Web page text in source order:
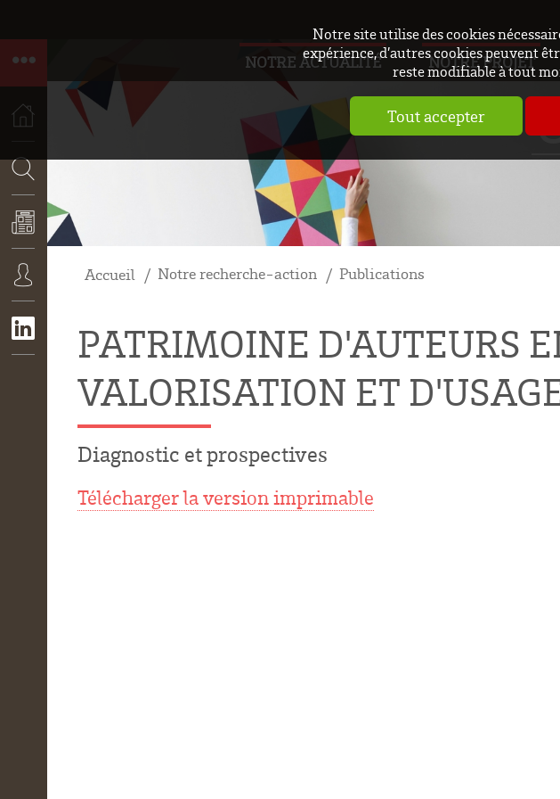
Notre site utilise des cookies
expérience, d’autres cookies peuvent
reste modifiable à tout
Tout accepter
ACCUEIL
RECHERCHE
ACTUALITÉS
CONNEXION
NOTRE ACTUALITÉ NOTRE PROJET
Accueil Notre recherche-action Publications
PATRIMOINE D'AUTEURS
VALORISATION ET
Diagnostic et prospectives
Télécharger la version imprimable